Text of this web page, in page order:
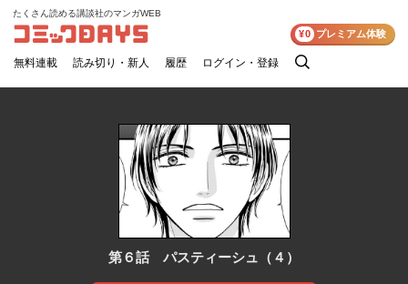
コミックDAYS
たくさん読める講談社のマンガWEB
無料連載 読み切り・新人 履歴 ログイン・登録
検
¥0 プレミアム体験
第６話 パスティーシュ（４）